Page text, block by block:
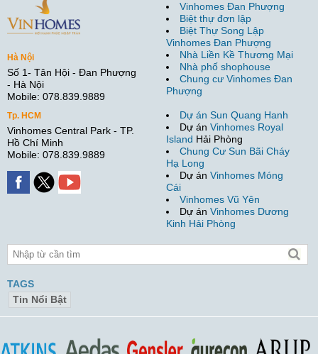
Hà Nội
Số 1- Tân Hội - Đan Phượng
- Hà Nội
Mobile: 078.839.9889
Tp. HCM
Vinhomes Central Park - TP.
Hồ Chí Minh
Mobile: 078.839.9889
Vinhomes Đan Phượng
Biệt thự đơn lập
Biệt Thự Song Lập
Vinhomes Đan Phượng
Nhà Liền Kề Thương Mại
Nhà phố shophouse
Chung cư Vinhomes Đan
Phượng
Dự án Sun Quang Hanh
Dự án Vinhomes Royal
Island Hải Phòng
Chung Cư Sun Bãi Cháy
Hạ Long
Dự án Vinhomes Móng
Cái
Vinhomes Vũ Yên
Dự án Vinhomes Dương
Kinh Hải Phòng
TAGS
Tin Nổi Bật